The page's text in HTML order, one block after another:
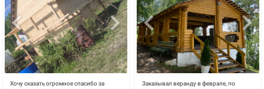
Хочу сказать огромное спасибо за
Заказывал веранду в феврале, по